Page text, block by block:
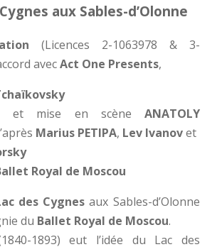
aux Sables-d’Olonne
(Licences 2-1063978 & 3-
avecAct One Presents,
et mise en scène ANATOLY
Marius PETIPA, Lev Ivanovet
Royal de Moscou
des Cygnes aux Sables-d’Olonne
du Ballet Royal de Moscou.
1893) eut l’idée du Lac des